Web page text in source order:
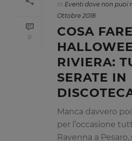
0
In Eventi dove non puoi
Ottobre 2018
COSA
RIVIERA:
SERATE IN
Manca davvero
per l’occasione
Ravenna a